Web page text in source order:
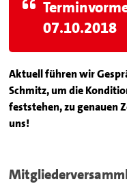
07.10.2018
Aktuell führen wir
Schmitz, um die
feststehen, zu genauen
uns!